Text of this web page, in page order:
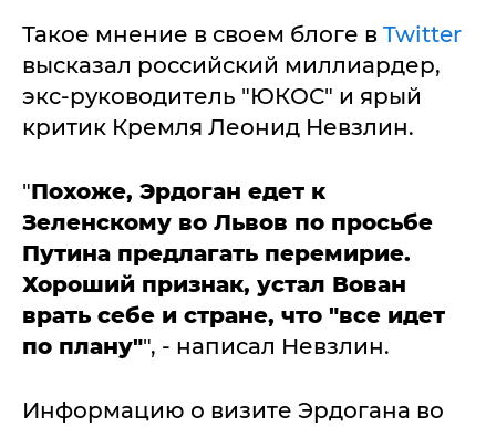
Такое мнение в своем блоге в Twitter
высказал российский миллиардер,
экс-руководитель "ЮКОС" и ярый
критик Кремля Леонид Невзлин.
"Похоже, Эрдоган едет к
Зеленскому во Львов по просьбе
Путина предлагать перемирие.
Хороший признак, устал Вован
врать себе и стране, что "все идет
по плану"", - написал Невзлин.
Информацию о визите Эрдогана во